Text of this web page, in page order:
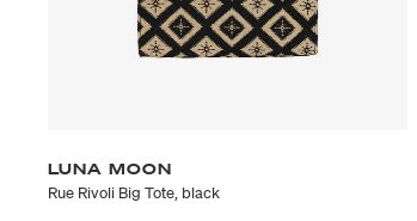
LUNA MOON
Rue Rivoli Big Tote, black